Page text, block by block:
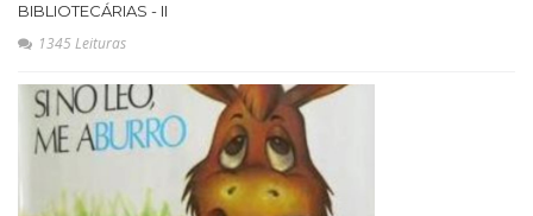
BIBLIOTECÁRIAS - II
1345 Leituras